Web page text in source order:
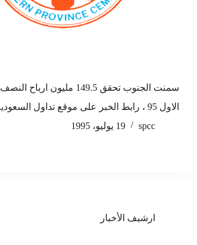
سمنت الجنوب تحقق 149.5 مليون ارباح النصف
الاول 95 ، رابط الخبر على موقع تداول السعودية
spcc
19 يوليو، 1995
ارشيف الأخبار